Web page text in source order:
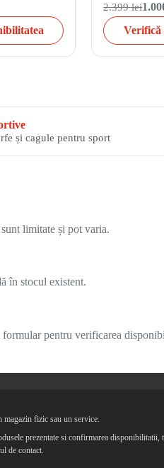
2.399 lei
Verifică
și cagule pentru sport
limitate și pot varia.
în stocul existent.
formular pentru verificarea
magazin fizic sau un service.
prezentate si confirmarea disponibilitatii,
de contact.